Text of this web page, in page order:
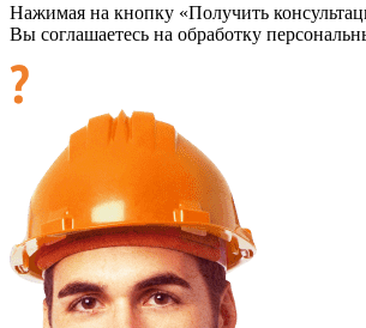
Нажимая на кнопку «Получить
Вы соглашаетесь на обработку